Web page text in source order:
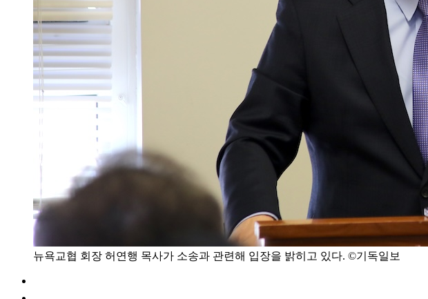
뉴욕교협 회장 허연행 목사가 소송과 관련해 입장을 밝히고 있다. ©기독일보